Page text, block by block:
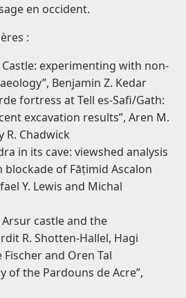
en occident.
:
experimenting with non-
Benjamin Z. Kedar
fortress at Tell es-Safi/Gath:
excavation results”, Aren M.
R. Chadwick
in its cave: viewshed analysis
blockade of Fāṭimid Ascalon
Y. Lewis and Michal
Arsur castle and the
R. Shotten-Hallel, Hagi
and Oren Tal
of the Pardouns de Acre”,